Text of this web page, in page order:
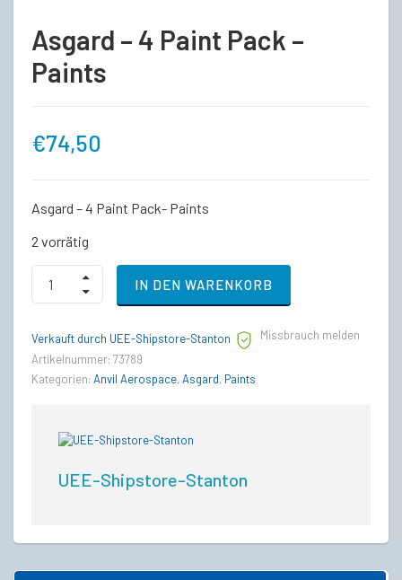
Asgard – 4 Paint Pack –
Paints
€74,50
Asgard – 4 Paint Pack- Paints
2 vorrätig
Asgard
4
Pack
-
quantity
IN DEN WARENKORB
Verkauft durch UEE-Shipstore-Stanton
Missbrauch melden
Artikelnummer: 73789
Kategorien: Anvil Aerospace, Asgard, Paints
UEE-Shipstore-Stanton